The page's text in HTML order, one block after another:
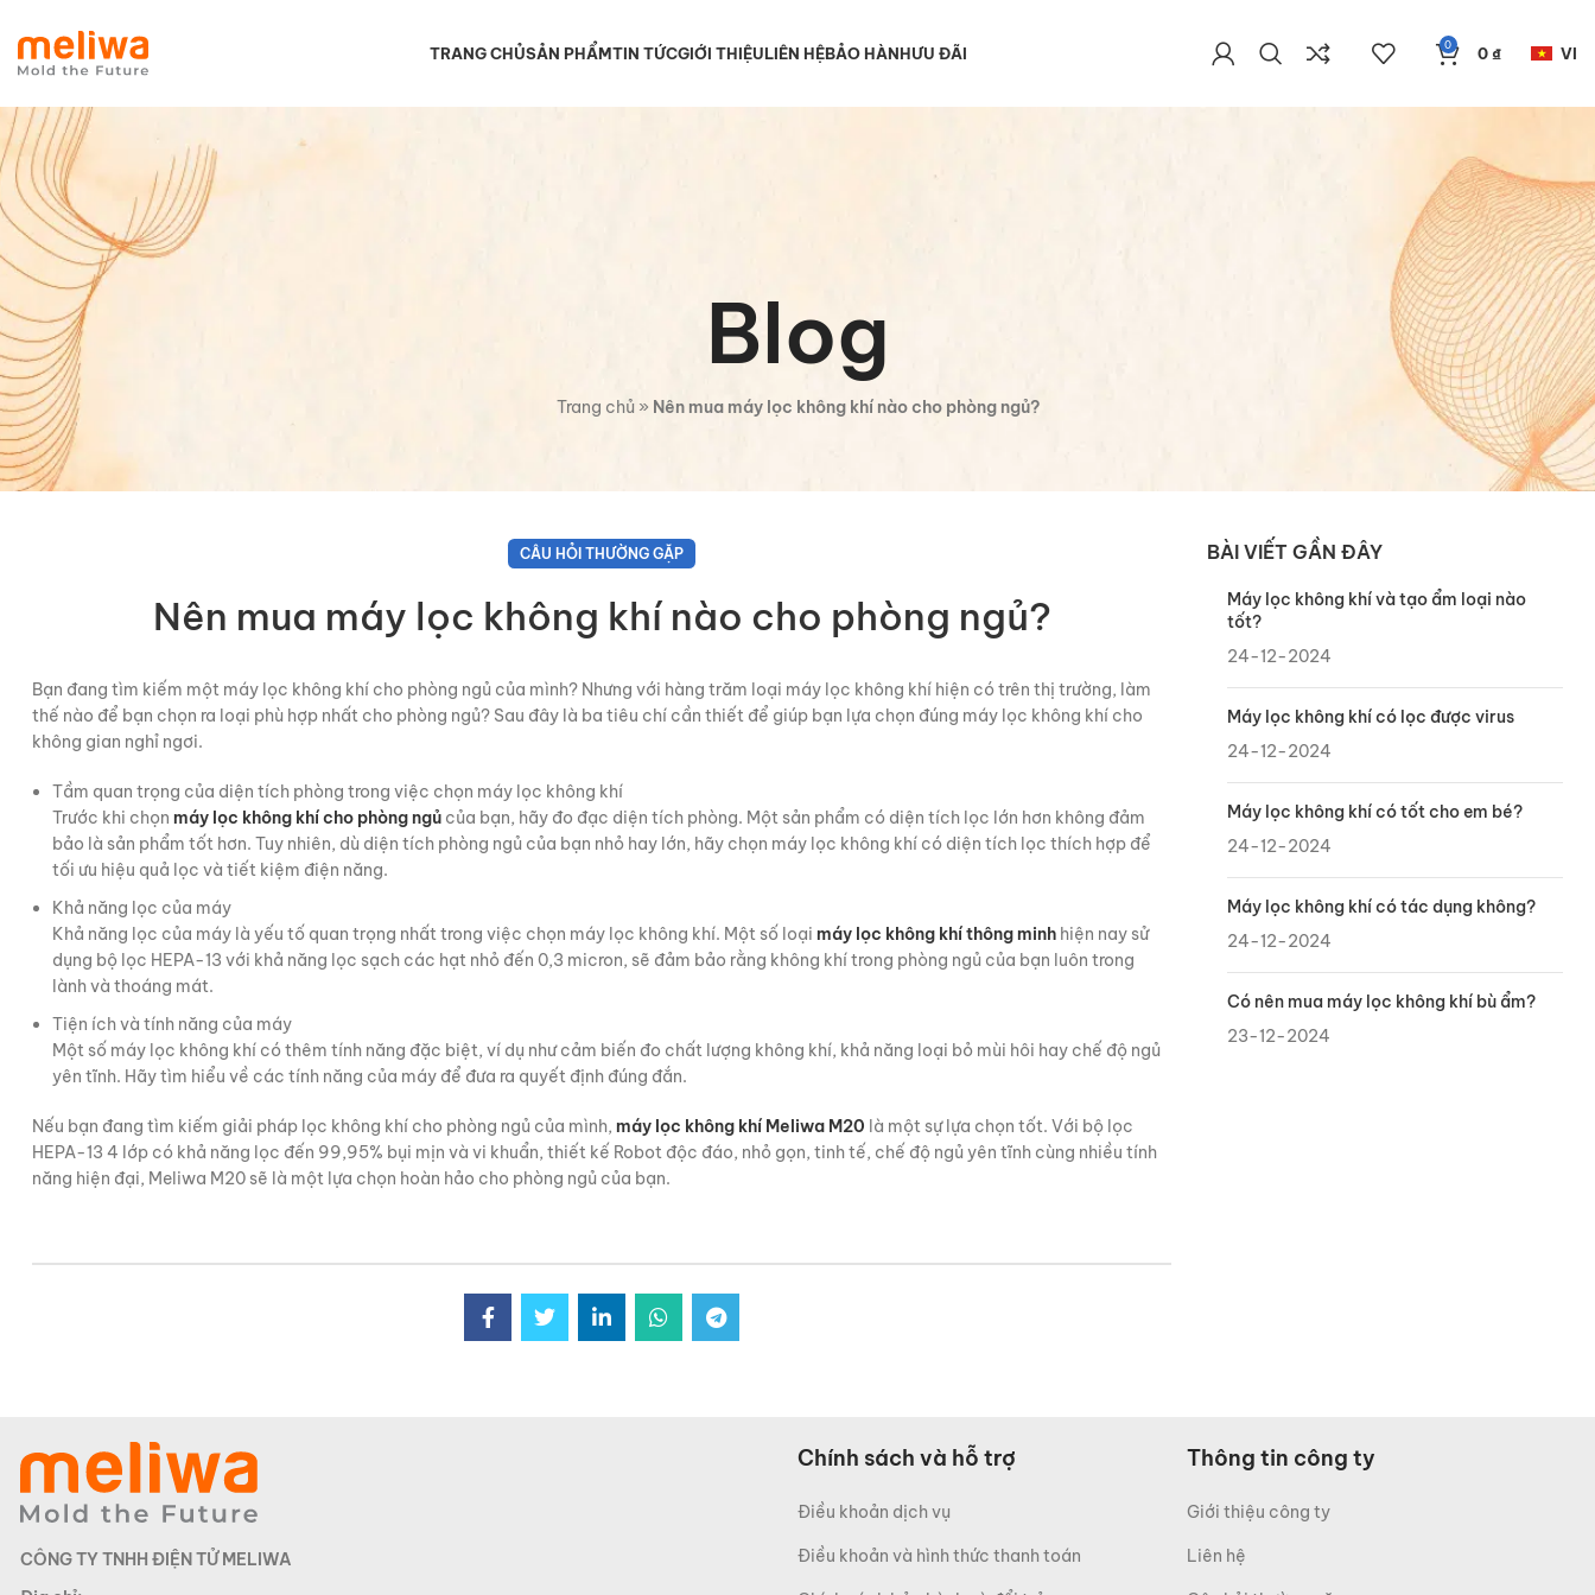
TRANG CHỦSẢN PHẨMTIN TỨCGIỚI THIỆULIÊN HỆBẢO HÀNHƯU ĐÃI 0 0 ₫ VI
Blog
Trang chủ » Nên mua máy lọc không khí nào cho phòng ngủ?
CÂU HỎI THƯỜNG GẶP
Nên mua máy lọc không khí nào cho phòng ngủ?
Bạn đang tìm kiếm một máy lọc không khí cho phòng ngủ của mình? Nhưng với hàng trăm loại máy lọc không khí hiện có trên thị trường, làm
thế nào để bạn chọn ra loại phù hợp nhất cho phòng ngủ? Sau đây là ba tiêu chí cần thiết để giúp bạn lựa chọn đúng máy lọc không khí cho
không gian nghỉ ngơi.
Tầm quan trọng của diện tích phòng trong việc chọn máy lọc không khí
Trước khi chọn máy lọc không khí cho phòng ngủ của bạn, hãy đo đạc diện tích phòng. Một sản phẩm có diện tích lọc lớn hơn không đảm
bảo là sản phẩm tốt hơn. Tuy nhiên, dù diện tích phòng ngủ của bạn nhỏ hay lớn, hãy chọn máy lọc không khí có diện tích lọc thích hợp để
tối ưu hiệu quả lọc và tiết kiệm điện năng.
Khả năng lọc của máy
Khả năng lọc của máy là yếu tố quan trọng nhất trong việc chọn máy lọc không khí. Một số loại máy lọc không khí thông minh hiện nay sử
dụng bộ lọc HEPA-13 với khả năng lọc sạch các hạt nhỏ đến 0,3 micron, sẽ đảm bảo rằng không khí trong phòng ngủ của bạn luôn trong
lành và thoáng mát.
Tiện ích và tính năng của máy
Một số máy lọc không khí có thêm tính năng đặc biệt, ví dụ như cảm biến đo chất lượng không khí, khả năng loại bỏ mùi hôi hay chế độ ngủ
yên tĩnh. Hãy tìm hiểu về các tính năng của máy để đưa ra quyết định đúng đắn.
Nếu bạn đang tìm kiếm giải pháp lọc không khí cho phòng ngủ của mình, máy lọc không khí Meliwa M20 là một sự lựa chọn tốt. Với bộ lọc
HEPA-13 4 lớp có khả năng lọc đến 99,95% bụi mịn và vi khuẩn, thiết kế Robot độc đáo, nhỏ gọn, tinh tế, chế độ ngủ yên tĩnh cùng nhiều tính
năng hiện đại, Meliwa M20 sẽ là một lựa chọn hoàn hảo cho phòng ngủ của bạn.
BÀI VIẾT GẦN ĐÂY
Máy lọc không khí và tạo ẩm loại nào
tốt?
24-12-2024
Máy lọc không khí có lọc được virus
24-12-2024
Máy lọc không khí có tốt cho em bé?
24-12-2024
Máy lọc không khí có tác dụng không?
24-12-2024
Có nên mua máy lọc không khí bù ẩm?
23-12-2024
CÔNG TY TNHH ĐIỆN TỬ MELIWA
Chính sách và hỗ trợ
Điều khoản dịch vụ
Điều khoản và hình thức thanh toán
Thông tin công ty
Giới thiệu công ty
Liên hệ